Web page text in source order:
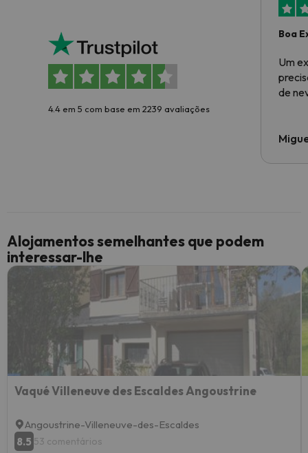
4.4 em 5 com base em 2239 avaliações
Boa
Um
de
Alojamentos semelhantes que podem
interessar-lhe
Vaqué Villeneuve des Escaldes Angoustrine
Angoustrine-Villeneuve-des-Escaldes
8.5 53 comentários